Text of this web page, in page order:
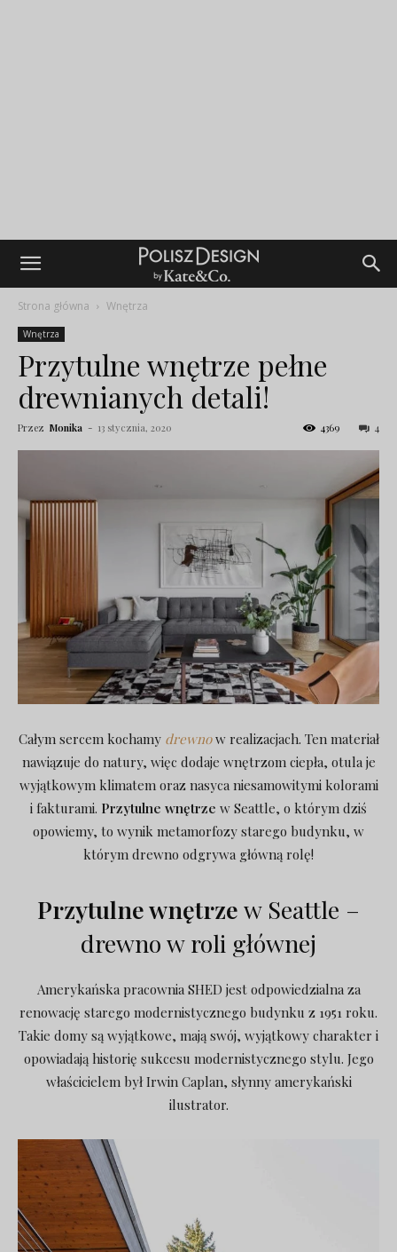
Strona główna Wnętrza
Wnętrza
Przytulne wnętrze pełne
drewnianych detali!
Przez Monika - 13 stycznia, 2020 4
4369
Całym sercem kochamy drewno w realizacjach. Ten materiał
nawiązuje do natury, więc dodaje wnętrzom ciepła, otula je
wyjątkowym klimatem oraz nasyca niesamowitymi kolorami
i fakturami. Przytulne wnętrze w Seattle, o którym dziś
opowiemy, to wynik metamorfozy starego budynku, w
którym drewno odgrywa główną rolę!
Przytulne wnętrzew Seattle –
drewno w roli głównej
Amerykańska pracownia SHED jest odpowiedzialna za
renowację starego modernistycznego budynku z 1951 roku.
Takie domy są wyjątkowe, mają swój, wyjątkowy charakter i
opowiadają historię sukcesu modernistycznego stylu. Jego
właścicielem był Irwin Caplan, słynny amerykański
ilustrator.